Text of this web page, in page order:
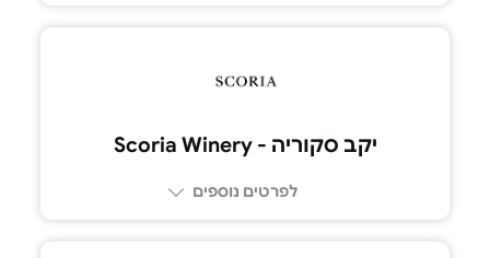
יקב סקוריה - Scoria Winery
לפרטים נוספים